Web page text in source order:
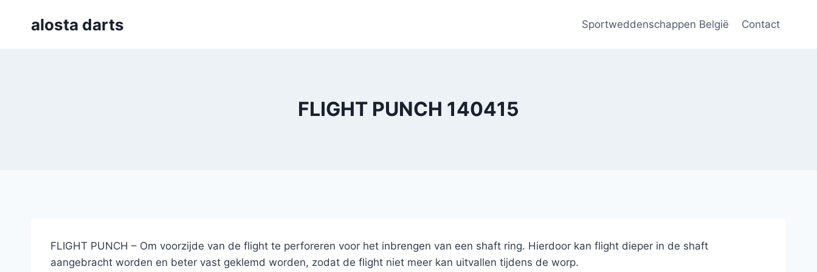
alosta darts Sportweddenschappen België Contact
FLIGHT PUNCH 140415
FLIGHT PUNCH – Om voorzijde van de flight te perforeren voor het inbrengen van een shaft ring. Hierdoor kan flight dieper in de shaft
aangebracht worden en beter vast geklemd worden, zodat de flight niet meer kan uitvallen tijdens de worp.